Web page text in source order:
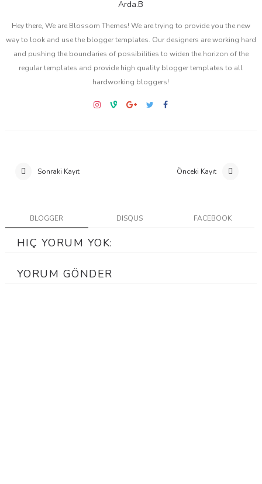
Arda.B
Hey there, We are Blossom Themes! We are trying to provide you the new
way to look and use the blogger templates. Our designers are working hard
and pushing the boundaries of possibilities to widen the horizon of the
regular templates and provide high quality blogger templates to all
hardworking bloggers!
Sonraki Kayıt Önceki Kayıt
BLOGGER DISQUS FACEBOOK
HIÇ YORUM YOK:
YORUM GÖNDER